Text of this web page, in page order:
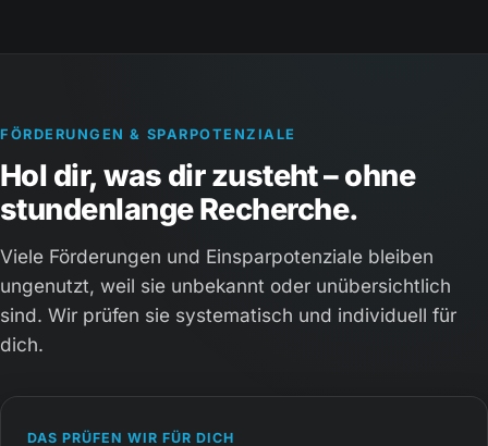
FÖRDERUNGEN & SPARPOTENZIALE
Hol dir, was dir zusteht – ohne
stundenlange Recherche.
Viele Förderungen und Einsparpotenziale bleiben
ungenutzt, weil sie unbekannt oder unübersichtlich
sind. Wir prüfen sie systematisch und individuell für
dich.
DAS PRÜFEN WIR FÜR DICH